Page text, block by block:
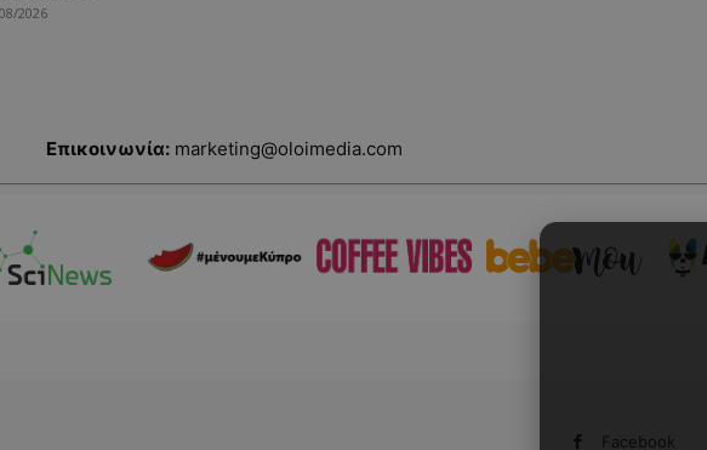
2026
Επικοινωνία: marketing@oloimedia.com
Facebook